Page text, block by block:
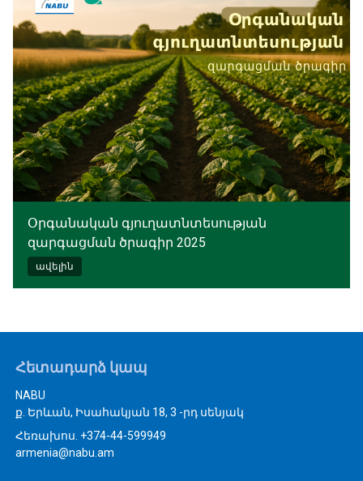
Օրգանական գյուղատնտեսության
զարգացման ծրագիր 2025
ավելին
Հետադարձ կապ
NABU
ք. Երևան, Իսահակյան 18, 3 -րդ սենյակ
Հեռախոս. +374-44-599949
armenia@nabu.am